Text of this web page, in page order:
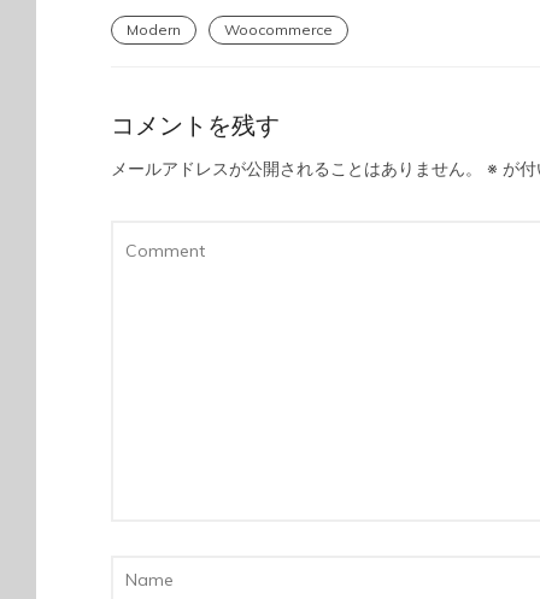
Modern Woocommerce
コメントを残す
メールアドレスが公開されることはありません。 ※ が